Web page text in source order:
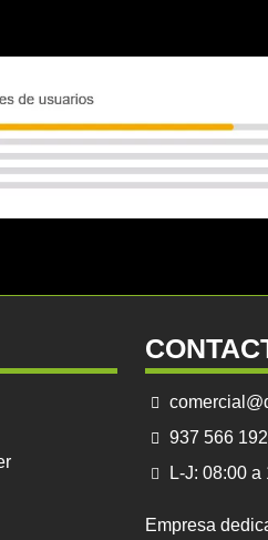
937 566 192
L-J: 08:00
Empresa